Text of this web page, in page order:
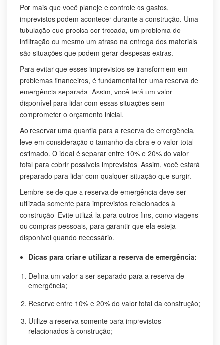
Por mais que você planeje e controle os gastos,
imprevistos podem acontecer durante a construção. Uma
tubulação que precisa ser trocada, um problema de
infiltração ou mesmo um atraso na entrega dos materiais
são situações que podem gerar despesas extras.
Para evitar que esses imprevistos se transformem em
problemas financeiros, é fundamental ter uma reserva de
emergência separada. Assim, você terá um valor
disponível para lidar com essas situações sem
comprometer o orçamento inicial.
Ao reservar uma quantia para a reserva de emergência,
leve em consideração o tamanho da obra e o valor total
estimado. O ideal é separar entre 10% e 20% do valor
total para cobrir possíveis imprevistos. Assim, você estará
preparado para lidar com qualquer situação que surgir.
Lembre-se de que a reserva de emergência deve ser
utilizada somente para imprevistos relacionados à
construção. Evite utilizá-la para outros fins, como viagens
ou compras pessoais, para garantir que ela esteja
disponível quando necessário.
Dicas para criar e utilizar a reserva de emergência:
Defina um valor a ser separado para a reserva de
emergência;
Reserve entre 10% e 20% do valor total da construção;
Utilize a reserva somente para imprevistos
relacionados à construção;